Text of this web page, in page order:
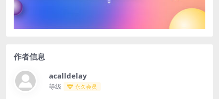
作者信息
acalldelay
等级 永久会员